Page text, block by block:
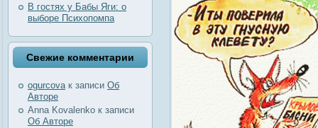
В гостях у Бабы Яги: о
выборе Психопомпа
Свежие комментарии
ogurcovaк записи Об
Авторе
Anna Kovalenko к записи
Об Авторе